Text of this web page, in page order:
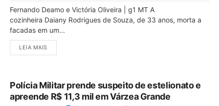
Fernando Deamo e Victória Oliveira | g1 MT A
cozinheira Daiany Rodrigues de Souza, de 33 anos, morta a
facadas em um...
LEIA MAIS
Polícia Militar prende suspeito de estelionato e
apreende R$ 11,3 mil em Várzea Grande